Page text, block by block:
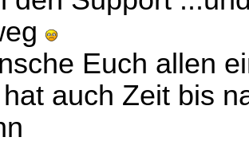
Euch allen
auch Zeit bis